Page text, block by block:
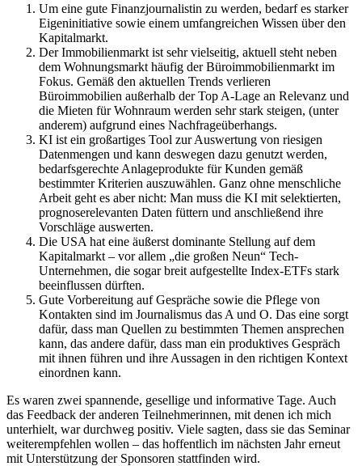
Um eine gute Finanzjournalistin zu werden, bedarf es starker
Eigeninitiative sowie einem umfangreichen Wissen über den
Kapitalmarkt.
Der Immobilienmarkt ist sehr vielseitig, aktuell steht neben
dem Wohnungsmarkt häufig der Büroimmobilienmarkt im
Fokus. Gemäß den aktuellen Trends verlieren
Büroimmobilien außerhalb der Top A-Lage an Relevanz und
die Mieten für Wohnraum werden sehr stark steigen, (unter
anderem) aufgrund eines Nachfrageüberhangs.
KI ist ein großartiges Tool zur Auswertung von riesigen
Datenmengen und kann deswegen dazu genutzt werden,
bedarfsgerechte Anlageprodukte für Kunden gemäß
bestimmter Kriterien auszuwählen. Ganz ohne menschliche
Arbeit geht es aber nicht: Man muss die KI mit selektierten,
prognoserelevanten Daten füttern und anschließend ihre
Vorschläge auswerten.
Die USA hat eine äußerst dominante Stellung auf dem
Kapitalmarkt – vor allem „die großen Neun“ Tech-
Unternehmen, die sogar breit aufgestellte Index-ETFs stark
beeinflussen dürften.
Gute Vorbereitung auf Gespräche sowie die Pflege von
Kontakten sind im Journalismus das A und O. Das eine sorgt
dafür, dass man Quellen zu bestimmten Themen ansprechen
kann, das andere dafür, dass man ein produktives Gespräch
mit ihnen führen und ihre Aussagen in den richtigen Kontext
einordnen kann.
Es waren zwei spannende, gesellige und informative Tage. Auch
das Feedback der anderen Teilnehmerinnen, mit denen ich mich
unterhielt, war durchweg positiv. Viele sagten, dass sie das Seminar
weiterempfehlen wollen – das hoffentlich im nächsten Jahr erneut
mit Unterstützung der Sponsoren stattfinden wird.